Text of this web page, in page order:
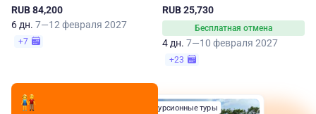
Архызе
RUB 84,200
6 дн. 7—12 февраля 2027
+7
Карачаево-Черкесия
RUB 25,730
Бесплатная отмена
4 дн. 7—10 февраля 2027
+23
Экскурсионные туры